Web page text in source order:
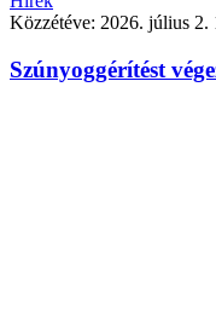
Közzétéve: 2026. július 2.
Szúnyoggérítést